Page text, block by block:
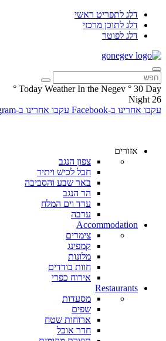
דלג לתפריט ראשי
דלג לתוכן מרכזי
דלג לפוטר
Today Weather In the Negev ° 30 Day
°
26
Night
עקבו אחרינו ב-Facebook
עקבו אחרינו ב-Instagram
אזורים
צפון הנגב
חבל לכיש ויתיר
באר שבע והסביבה
הר הנגב
ערד וים המלח
ערבה
Accommodation
צימרים
קמפינג
מלונות
חוות בודדים
אירוח כפרי
Restaurants
מסעדות
שפים
ארוחות שטח
חדר אוכל